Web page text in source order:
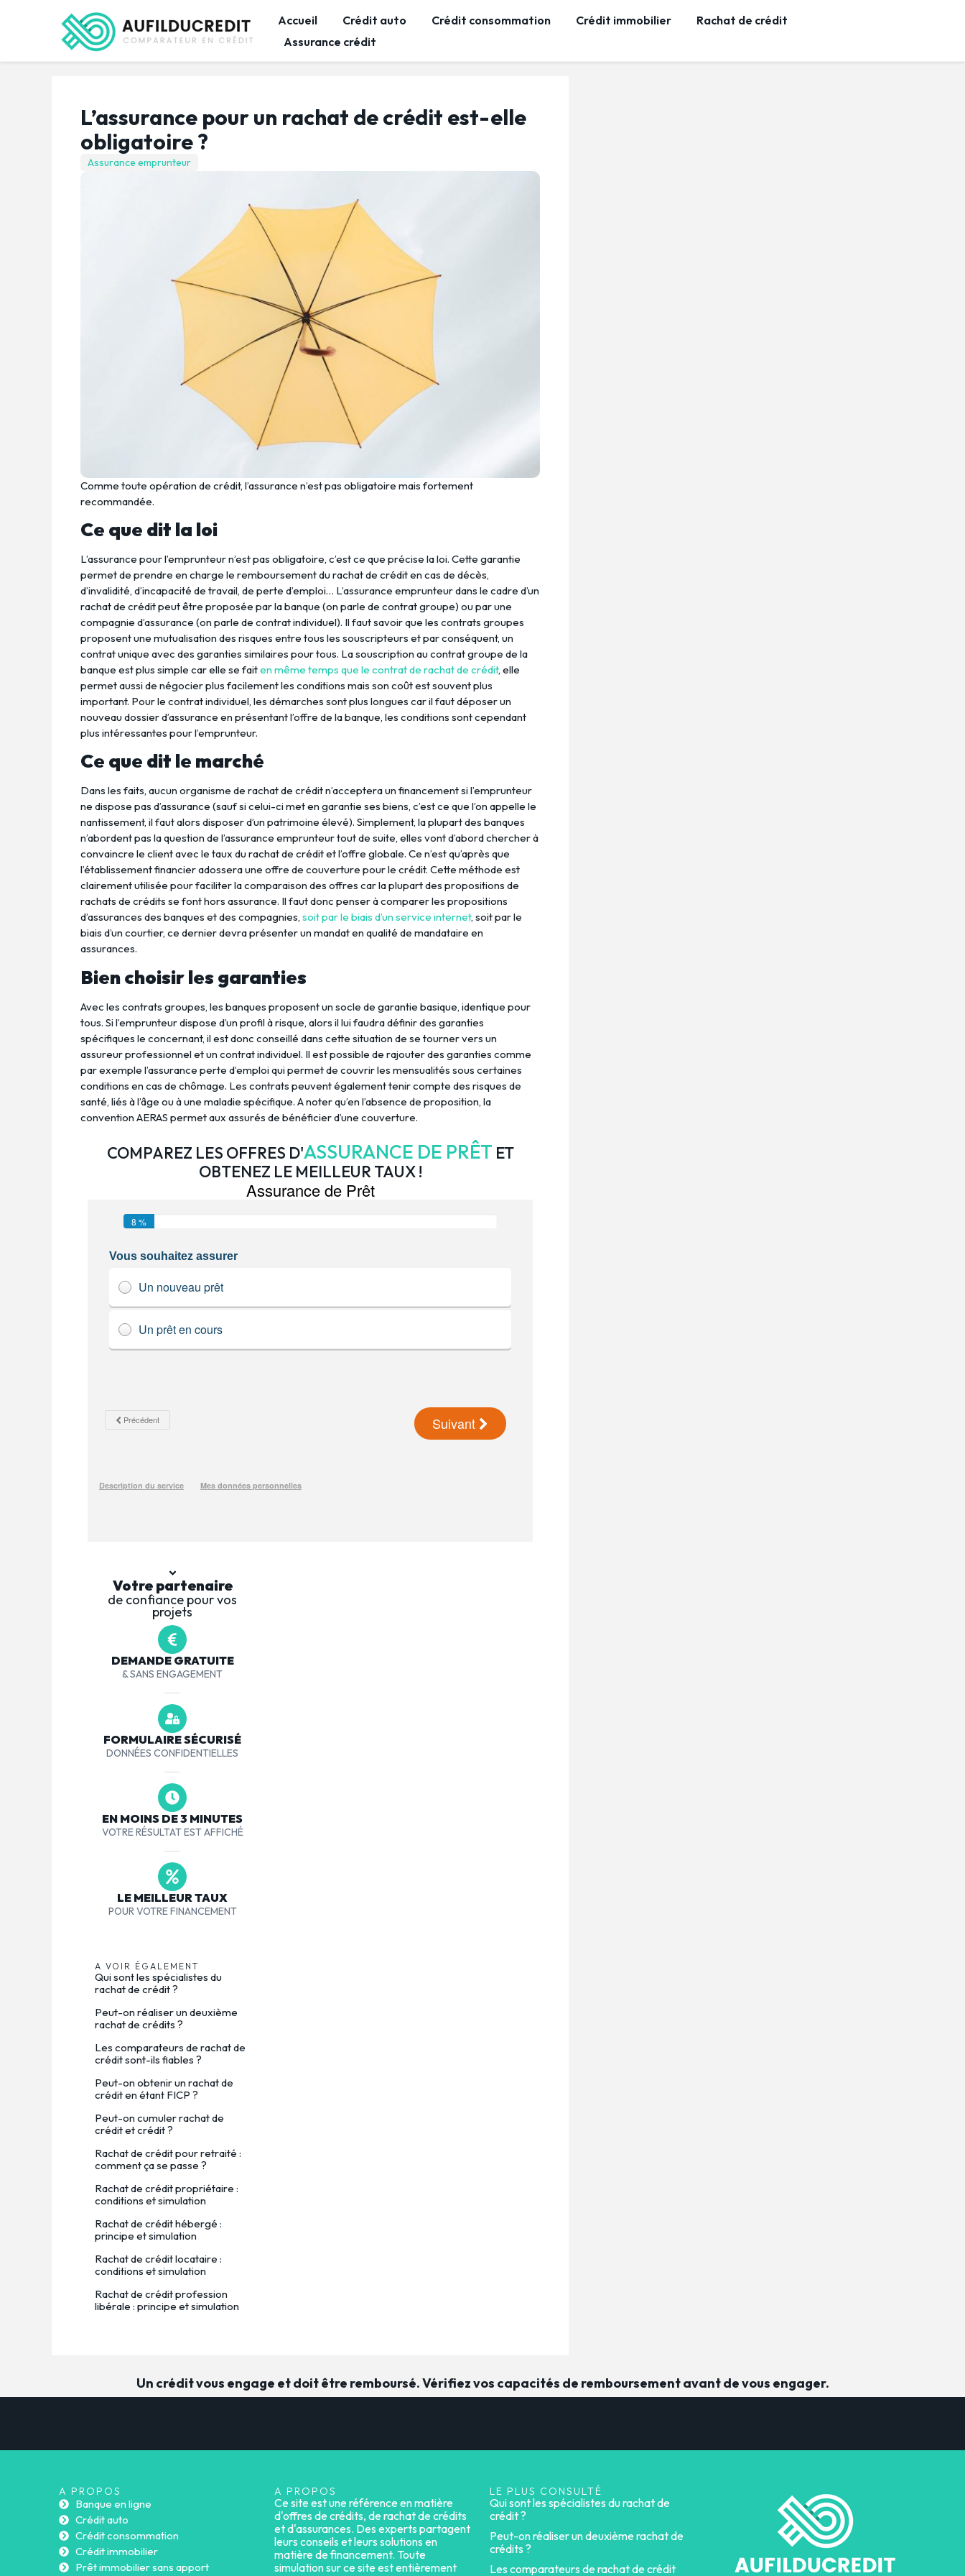
Accueil Crédit auto Crédit consommation Crédit immobilier
Rachat de crédit
Assurance crédit
L’assurance pour un rachat de crédit est-elle
obligatoire ?
Assurance emprunteur
Comme toute opération de crédit, l’assurance n’est pas obligatoire mais fortement
recommandée.
Ce que dit la loi
L’assurance pour l’emprunteur n’est pas obligatoire, c’est ce que précise la loi. Cette garantie
permet de prendre en charge le remboursement du rachat de crédit en cas de décès,
d’invalidité, d’incapacité de travail, de perte d’emploi… L’assurance emprunteur dans le cadre d’un
rachat de crédit peut être proposée par la banque (on parle de contrat groupe) ou par une
compagnie d’assurance (on parle de contrat individuel). Il faut savoir que les contrats groupes
proposent une mutualisation des risques entre tous les souscripteurs et par conséquent, un
contrat unique avec des garanties similaires pour tous. La souscription au contrat groupe de la
banque est plus simple car elle se faiten même temps que le contrat de rachat de crédit, elle
permet aussi de négocier plus facilement les conditions mais son coût est souvent plus
important. Pour le contrat individuel, les démarches sont plus longues car il faut déposer un
nouveau dossier d’assurance en présentant l’offre de la banque, les conditions sont cependant
plus intéressantes pour l’emprunteur.
Ce que dit le marché
Dans les faits, aucun organisme de rachat de crédit n’acceptera un financement si l’emprunteur
ne dispose pas d’assurance (sauf si celui-ci met en garantie ses biens, c’est ce que l’on appelle le
nantissement, il faut alors disposer d’un patrimoine élevé). Simplement, la plupart des banques
n’abordent pas la question de l’assurance emprunteur tout de suite, elles vont d’abord chercher à
convaincre le client avec le taux du rachat de crédit et l’offre globale. Ce n’est qu’après que
l’établissement financier adossera une offre de couverture pour le crédit. Cette méthode est
clairement utilisée pour faciliter la comparaison des offres car la plupart des propositions de
rachats de crédits se font hors assurance. Il faut donc penser à comparer les propositions
d’assurances des banques et des compagnies, soit par le biais d’un service internet, soit par le
biais d’un courtier, ce dernier devra présenter un mandat en qualité de mandataire en
assurances.
Bien choisir les garanties
Avec les contrats groupes, les banques proposent un socle de garantie basique, identique pour
tous. Si l’emprunteur dispose d’un profil à risque, alors il lui faudra définir des garanties
spécifiques le concernant, il est donc conseillé dans cette situation de se tourner vers un
assureur professionnel et un contrat individuel. Il est possible de rajouter des garanties comme
par exemple l’assurance perte d’emploi qui permet de couvrir les mensualités sous certaines
conditions en cas de chômage. Les contrats peuvent également tenir compte des risques de
santé, liés à l’âge ou à une maladie spécifique. A noter qu’en l’absence de proposition, la
convention AERAS permet aux assurés de bénéficier d’une couverture.
COMPAREZ LES OFFRES D'ASSURANCE DE PRÊT ET
OBTENEZ LE MEILLEUR TAUX !
Votre partenaire
de confiance pour vos
projets
DEMANDE GRATUITE
& SANS ENGAGEMENT
FORMULAIRE SÉCURISÉ
DONNÉES CONFIDENTIELLES
EN MOINS DE 3 MINUTES
VOTRE RÉSULTAT EST AFFICHÉ
LE MEILLEUR TAUX
POUR VOTRE FINANCEMENT
A VOIR ÉGALEMENT
Qui sont les spécialistes du
rachat de crédit ?
Peut-on réaliser un deuxième
rachat de crédits ?
Les comparateurs de rachat de
crédit sont-ils fiables ?
Peut-on obtenir un rachat de
crédit en étant FICP ?
Peut-on cumuler rachat de
crédit et crédit ?
Rachat de crédit pour retraité :
comment ça se passe ?
Rachat de crédit propriétaire :
conditions et simulation
Rachat de crédit hébergé :
principe et simulation
Rachat de crédit locataire :
conditions et simulation
Rachat de crédit profession
libérale : principe et simulation
Un crédit vous engage et doit être remboursé. Vérifiez vos capacités de remboursement avant de vous engager.
A PROPOS
Banque en ligne
Crédit auto
Crédit consommation
Crédit immobilier
Prêt immobilier sans apport
A PROPOS
Ce site est une référence en matière
d'offres de crédits, de rachat de crédits
et d'assurances. Des experts partagent
leurs conseils et leurs solutions en
matière de financement. Toute
simulation sur ce site est entièrement
LE PLUS CONSULTÉ
Qui sont les spécialistes du rachat de
crédit ?
Peut-on réaliser un deuxième rachat de
crédits ?
Les comparateurs de rachat de crédit